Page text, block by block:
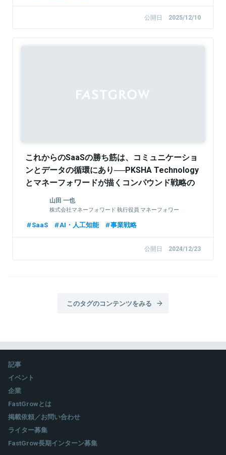
公開日 2025/12/10
これからのSaaSの勝ち筋は、コミュニケーショ
ンとデータの循環にあり──PKSHA Technology
とマネーフォワードが描くコンパウンド戦略の
キーワード山田 一也
株式会社マネーフォワード 執行役員 マネーフォワー
SaaS AI・人工知能 事業戦略
公開日 2024/12/23
このタグのコンテンツをみる
記事
イベント
企業
FastGrowとは
掲載依頼／お問い合わせ
ライター募集
FastGrow長期インターン募集